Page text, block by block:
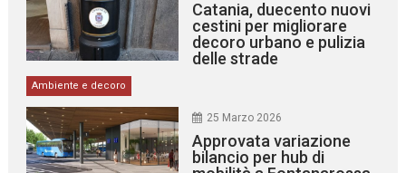
Catania, duecento nuovi
cestini per migliorare
decoro urbano e pulizia
delle strade
Ambiente e decoro
25 Marzo 2026
Approvata variazione
bilancio per hub di